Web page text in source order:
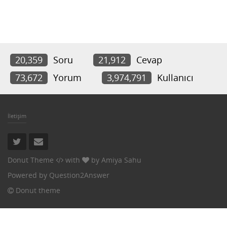
20,359 Soru 21,912
Cevap
73,672
Yorum 3,974,791 Kullanıcı
İletişim
Donut Theme with by Amiya Sahu
Powered by Question2Answer
Donut theme